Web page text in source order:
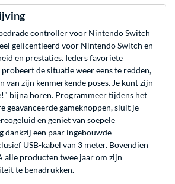
controller voor Nintendo Switch
gelicentieerd voor Nintendo Switch en
en prestaties. Ieders favoriete
de situatie weer eens te redden,
van zijn kenmerkende poses. Je kunt zijn
bijna horen. Programmeer tijdens het
geavanceerde gameknoppen, sluit je
en geniet van soepele
dankzij een paar ingebouwde
USB-kabel van 3 meter. Bovendien
alle producten twee jaar om zijn
te benadrukken.